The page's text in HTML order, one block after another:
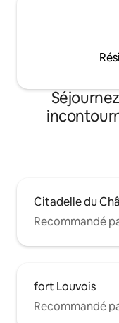
Citadelle du
Recommandé
fort Louvois
Recommandé